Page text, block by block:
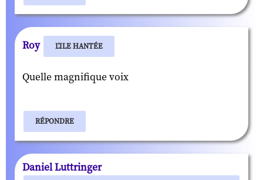
Roy L'ILE HANTÉE
Quelle magnifique voix
RÉPONDRE
Daniel Luttringer